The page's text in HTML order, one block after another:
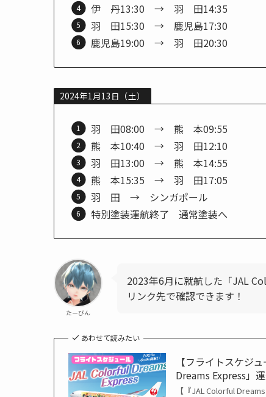
伊 丹13:30 → 羽 田14:35
羽 田15:30 → 鹿児島17:30
鹿児島19:00 → 羽 田20:30
2024年1月13日（土）
羽 田08:00 → 熊 本09:55
熊 本10:40 → 羽 田12:10
羽 田13:00 → 熊 本14:55
熊 本15:35 → 羽 田17:05
羽 田 → シンガポール
特別塗装運航終了 通常塗装へ
たーびん
2023年6月に就航した「JAL
リンク先で確認できます！
あわせて読みたい
【フライトスケジ
Dreams Express」
【『JAL Colorful